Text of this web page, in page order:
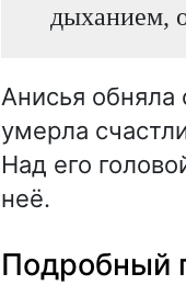
дыханием,
Анисья обняла
умерла
Над его
неё.
Подробный